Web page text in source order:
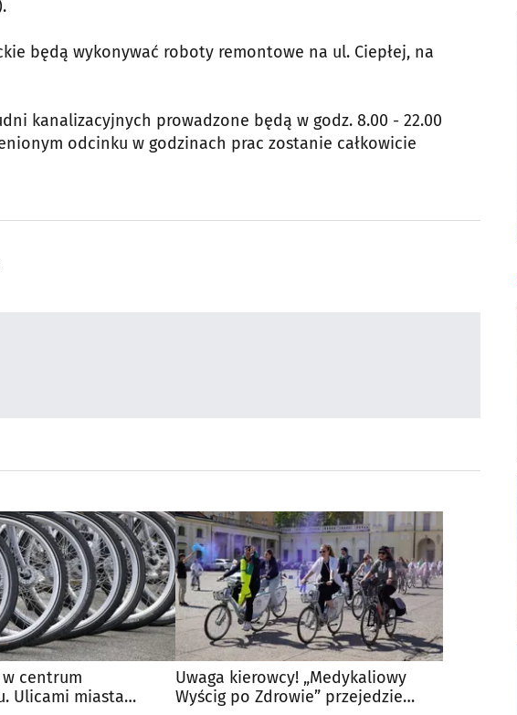
będą wykonywać roboty remontowe na ul. Ciepłej, na
kanalizacyjnych prowadzone będą w godz. 8.00 - 22.00
odcinku w godzinach prac zostanie całkowicie
centrum
Ulicami miasta
Uwaga kierowcy! „Medykaliowy
Wyścig po Zdrowie” przejedzie